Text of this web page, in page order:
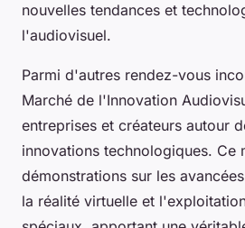
nouvelles tendances et
l'audiovisuel.
Parmi d'autres rendez-vous
Marché de l'Innovation
entreprises et créateurs autour
innovations technologiques. Ce
démonstrations sur les
la réalité virtuelle et